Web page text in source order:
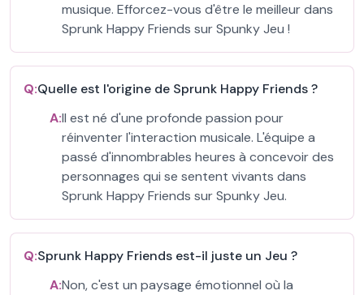
musique. Efforcez-vous d'être le meilleur dans
Sprunk Happy Friends sur Spunky Jeu !
Q:Quelle est l'origine de Sprunk Happy Friends ?
A:Il est né d'une profonde passion pour
réinventer l'interaction musicale. L'équipe a
passé d'innombrables heures à concevoir des
personnages qui se sentent vivants dans
Sprunk Happy Friends sur Spunky Jeu.
Q:Sprunk Happy Friends est-il juste un Jeu ?
A:Non, c'est un paysage émotionnel où la